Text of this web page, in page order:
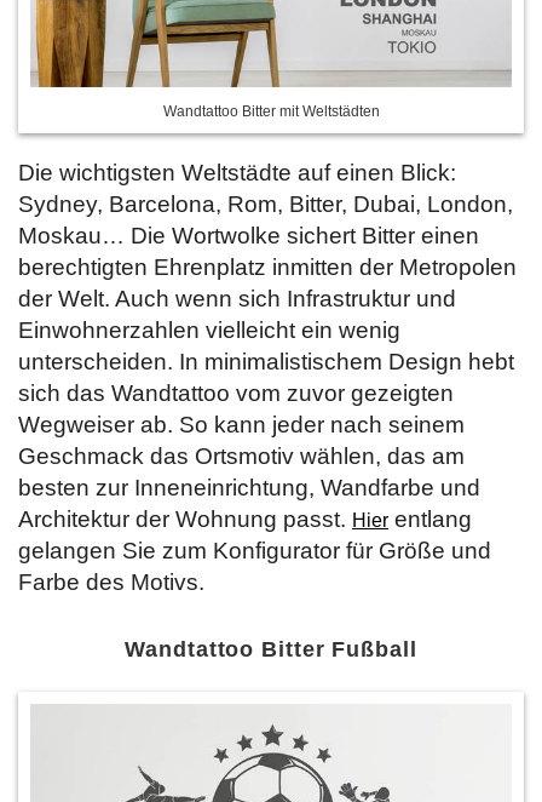
Wandtattoo Bitter mit Weltstädten
Die wichtigsten Weltstädte auf einen Blick:
Sydney, Barcelona, Rom, Bitter, Dubai, London,
Moskau… Die Wortwolke sichert Bitter einen
berechtigten Ehrenplatz inmitten der Metropolen
der Welt. Auch wenn sich Infrastruktur und
Einwohnerzahlen vielleicht ein wenig
unterscheiden. In minimalistischem Design hebt
sich das Wandtattoo vom zuvor gezeigten
Wegweiser ab. So kann jeder nach seinem
Geschmack das Ortsmotiv wählen, das am
besten zur Inneneinrichtung, Wandfarbe und
Architektur der Wohnung passt. Hier entlang
gelangen Sie zum Konfigurator für Größe und
Farbe des Motivs.
Wandtattoo Bitter Fußball